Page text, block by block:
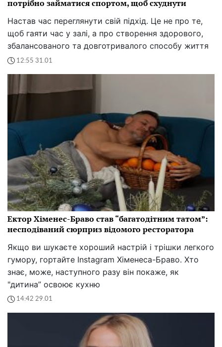
потрібно займатися спортом, щоб схуднути
Настав час переглянути свій підхід. Це не про те,
щоб гаяти час у залі, а про створення здорового,
збалансованого та довготривалого способу життя
12:55 31.01
Ектор Хіменес-Браво став “багатодітним татом”:
несподіваний сюрприз відомого ресторатора
Якщо ви шукаєте хороший настрій і трішки легкого
гумору, гортайте Instagram Хіменеса-Браво. Хто
знає, може, наступного разу він покаже, як
"дитина” освоює кухню
14:42 29.01